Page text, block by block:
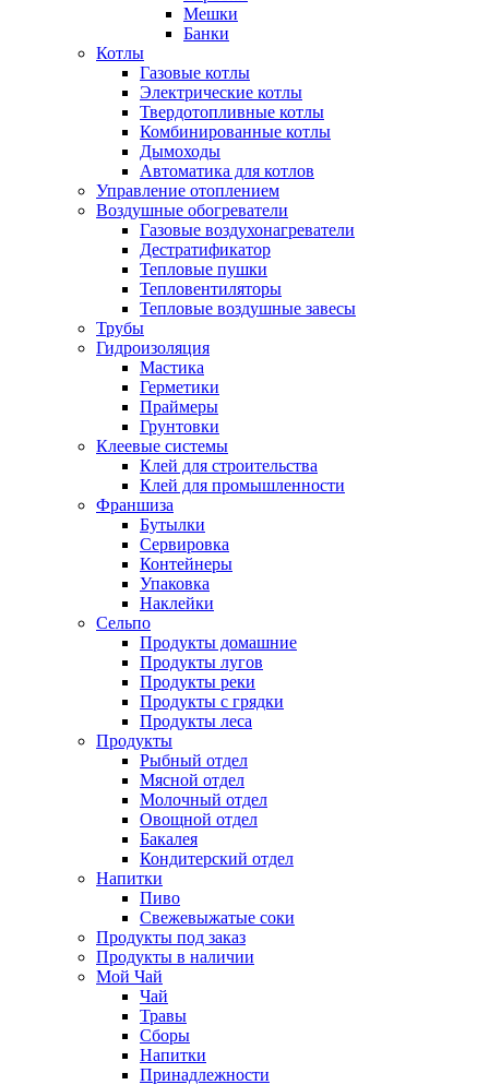
Мешки
Банки
Котлы
Газовые котлы
Электрические котлы
Твердотопливные котлы
Комбинированные котлы
Дымоходы
Автоматика для котлов
Управление отоплением
Воздушные обогреватели
Газовые воздухонагреватели
Дестратификатор
Тепловые пушки
Тепловентиляторы
Тепловые воздушные завесы
Трубы
Гидроизоляция
Мастика
Герметики
Праймеры
Грунтовки
Клеевые системы
Клей для строительства
Клей для промышленности
Франшиза
Бутылки
Сервировка
Контейнеры
Упаковка
Наклейки
Сельпо
Продукты домашние
Продукты лугов
Продукты реки
Продукты с грядки
Продукты леса
Продукты
Рыбный отдел
Мясной отдел
Молочный отдел
Овощной отдел
Бакалея
Кондитерский отдел
Напитки
Пиво
Cвежевыжатые соки
Продукты под заказ
Продукты в наличии
Мой Чай
Чай
Травы
Сборы
Напитки
Принадлежности